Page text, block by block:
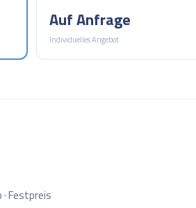
Auf Anfrage
Individuelles Angebot
Festpreis